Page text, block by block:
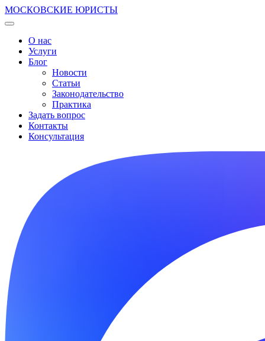
МОСКОВСКИЕ ЮРИСТЫ
О нас
Услуги
Блог
Новости
Статьи
Законодательство
Практика
Задать вопрос
Контакты
Консультация